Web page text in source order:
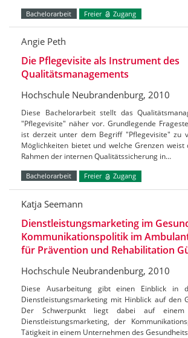
Bachelorarbeit Freier Zugang
Angie Peth
Die Pflegevisite als Instrument des
Qualitätsmanagements
Hochschule Neubrandenburg, 2010
Diese Bachelorarbeit stellt das
"Pflegevisite" näher vor. Grundlegende
ist derzeit unter dem Begriff "Pflegevisite" zu
Möglichkeiten bietet und welche Grenzen weist
Rahmen der internen Qualitätssicherung in…
Bachelorarbeit Freier Zugang
Katja Seemann
Dienstleistungsmarketing im
Kommunikationspolitik im
für Prävention und Rehabilitation
Hochschule Neubrandenburg, 2010
Diese Ausarbeitung gibt einen Einblick in
Dienstleistungsmarketing mit Hinblick auf den
Der Schwerpunkt liegt dabei auf einem
Dienstleistungsmarketing, der
Tätigkeit in einem Unternehmen des